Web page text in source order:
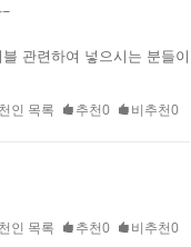
관련하여 넣으시는 분들이
인 목록 추천0 비추천0
인 목록 추천0 비추천0